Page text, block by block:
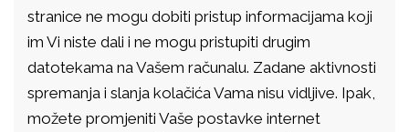
stranice ne mogu dobiti pristup informacijama koji
im Vi niste dali i ne mogu pristupiti drugim
datotekama na Vašem računalu. Zadane aktivnosti
spremanja i slanja kolačića Vama nisu vidljive. Ipak,
možete promjeniti Vaše postavke internet